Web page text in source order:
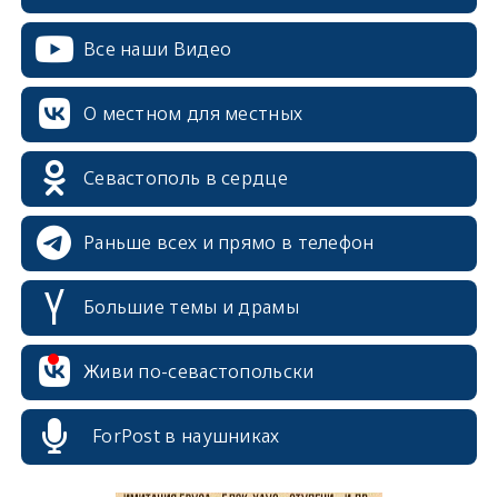
Все наши Видео
О местном для местных
Севастополь в сердце
Раньше всех и прямо в телефон
Большие темы и драмы
Живи по-севастопольски
ForPost в наушниках
erid: 2SDnjcrDNw6